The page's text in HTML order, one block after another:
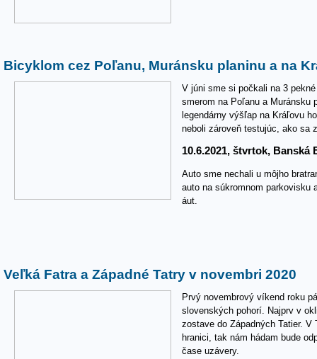
Bicyklom cez Poľanu, Muránsku planinu a na
V júni sme si počkali na 3
smerom na Poľanu a Muránsku
legendárny výšľap na Kráľovu
neboli zároveň testujúc, ako sa
10.6.2021, štvrtok,
Auto sme nechali u môjho
auto na súkromnom parkovisku
áut.
Veľká Fatra a Západné Tatry v novembri 2020
Prvý novembrový víkend roku
slovenských pohorí. Najprv v
zostave do Západných Tatier.
hranici, tak nám hádam bude
čase uzávery.